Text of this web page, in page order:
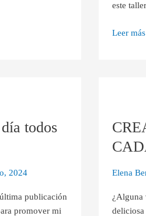
este
Leer
todos
2024
publicación
promover mi
Elena
¿Alguna
deliciosa
DÍA